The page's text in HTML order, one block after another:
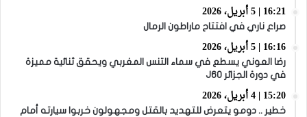
16:21 | 5 أبريل، 2026
صراع ناري في افتتاح ماراطون الرمال
16:16 | 5 أبريل، 2026
رضا العوني يسطع في سماء التنس المغربي ويحقق ثنائية مميزة
في دورة الجزائر J60
15:20 | 4 أبريل، 2026
خطير .. دومو يتعرض للتهديد بالقتل ومجهولون خربوا سيارته أمام